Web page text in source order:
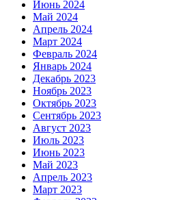
Июнь 2024
Май 2024
Апрель 2024
Март 2024
Февраль 2024
Январь 2024
Декабрь 2023
Ноябрь 2023
Октябрь 2023
Сентябрь 2023
Август 2023
Июль 2023
Июнь 2023
Май 2023
Апрель 2023
Март 2023